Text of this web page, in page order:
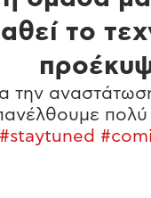
το
την
#staytuned